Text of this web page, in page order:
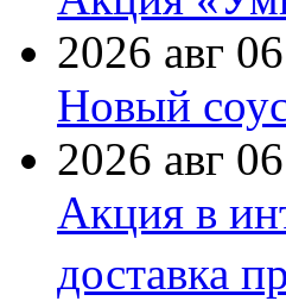
2026 авг 06
Новый
2026 авг 06
Акция в
доставка